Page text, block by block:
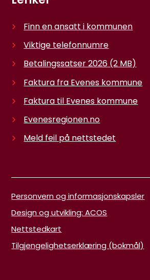
Finn en ansatt i kommunen
Viktige telefonnumre
Betalingssatser 2026 (2 MB)
Faktura fra Evenes kommune
Faktura til Evenes kommune
Evenesregionen.no
Meld feil på nettstedet
Personvern og informasjonskapsler
Design og utvikling: ACOS
Nettstedkart
Tilgjengelighetserklæring (bokmål)